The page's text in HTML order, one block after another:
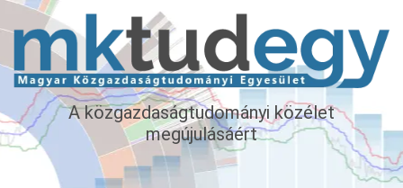
A közgazdaságtudományi közélet
megújulásáért